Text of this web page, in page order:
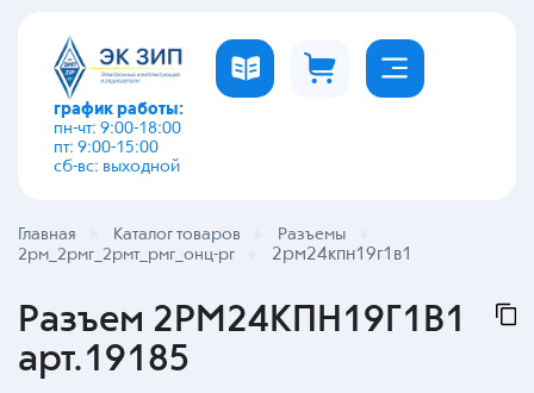
график работы:
пн-чт: 9:00-18:00
пт: 9:00-15:00
сб-вс: выходной
Главная Каталог товаров
Разъемы
2рм_2рмг_2рмт_рмг_онц-рг
2рм24кпн19г1в1
Разъем 2РМ24КПН19Г1В1
арт.19185